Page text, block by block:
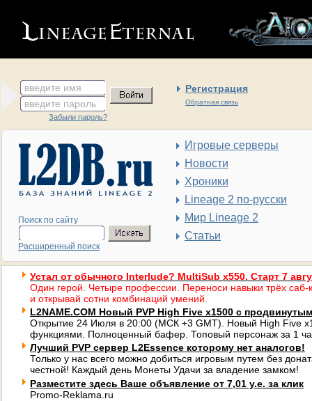
введите имя Регистрация
Обратная связь
введите пароль
Забыли пароль?
Поиск по сайту
Расширенный поиск
Игровые серверы
Новости
Хроники
Lineage 2 по-русски
Мир Lineage 2
Статьи
Устал от обычного Interlude? MultiSub x550. Старт 7
Один герой. Четыре профессии. Переноси навыки трёх саб-
и открывай сотни комбинаций умений.
L2NAME.COM Новый PVP High Five x1500 с
Открытие 24 Июля в 20:00 (МСК +3 GMT). Новый High Five
функциями. Полноценный бафер. Топовый персонаж за 1
Лучший PVP сервер L2Essence которому нет аналогов!
Только у нас всего можно добиться игровым путем без
честной! Каждый день Монеты Удачи за владение замком!
Разместите здесь Ваше объявление от 7,01 у.е. за клик
Promo-Reklama.ru